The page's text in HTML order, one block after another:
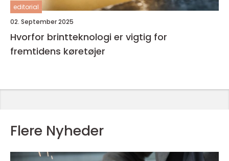
editorial
02. September 2025
Hvorfor brintteknologi er vigtig for
fremtidens køretøjer
Flere Nyheder